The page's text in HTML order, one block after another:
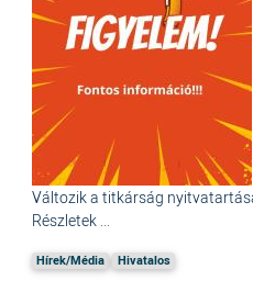
Változik a titkárság
Részletek ...
Hírek/Média Hivatalos